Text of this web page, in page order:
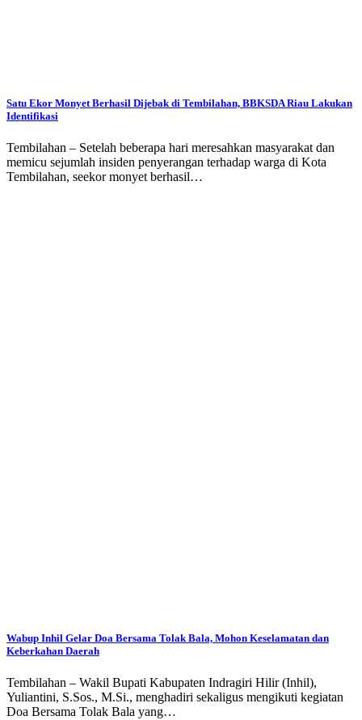
Satu Ekor Monyet Berhasil Dijebak di Tembilahan, BBKSDA Riau Lakukan
Identifikasi
Tembilahan – Setelah beberapa hari meresahkan masyarakat dan
memicu sejumlah insiden penyerangan terhadap warga di Kota
Tembilahan, seekor monyet berhasil…
Wabup Inhil Gelar Doa Bersama Tolak Bala, Mohon Keselamatan dan
Keberkahan Daerah
Tembilahan – Wakil Bupati Kabupaten Indragiri Hilir (Inhil),
Yuliantini, S.Sos., M.Si., menghadiri sekaligus mengikuti kegiatan
Doa Bersama Tolak Bala yang…